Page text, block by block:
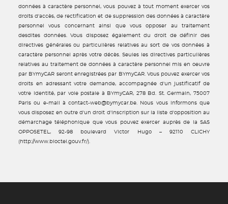
données à caractère personnel, vous pouvez à tout moment exercer vos
droits d'accès, de rectification et de suppression des données à caractère
personnel vous concernant ainsi que vous opposer au traitement
desdites données. Vous disposez également du droit de définir des
directives générales ou particulières relatives au sort de vos données à
caractère personnel après votre décès. Seules les directives particulières
relatives au traitement de données à caractère personnel mis en oeuvre
par BYmyCAR seront enregistrées par BYmyCAR. Vous pouvez exercer vos
droits en adressant votre demande, accompagnée d'un justificatif de
votre identité, par voie postale à BYmyCAR, 278 Bd. St. Germain, 75007
Paris ou e-mail à contact-web@bymycar.be. Nous vous informons que
vous disposez en outre d'un droit d'inscription sur la liste d'opposition au
démarchage téléphonique que vous pouvez exercer auprès de la SAS
OPPOSETEL, 92-98 boulevard Victor Hugo – 92110 CLICHY
(http://www.bloctel.gouv.fr/).